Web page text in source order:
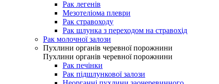
Рак легенів
Мезотеліома плеври
Рак стравоходу
Рак шлунка з переходом на стравохід
Рак молочної залози
Пухлини органів черевної порожнини
Пухлини органів черевної порожнини
Рак печінки
Рак підшлункової залози